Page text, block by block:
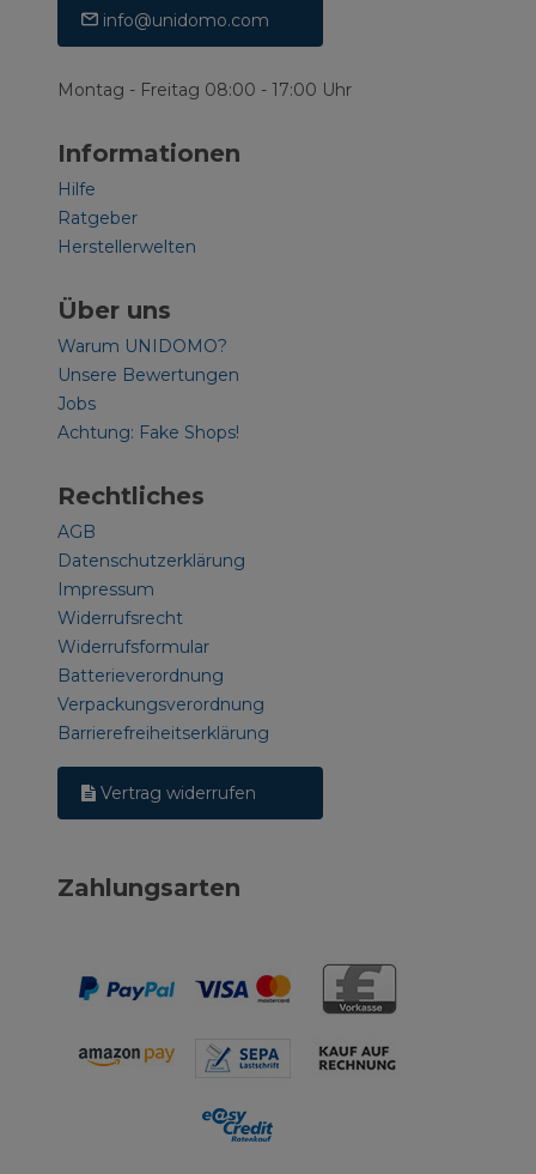
info@unidomo.com
Montag - Freitag 08:00 - 17:00 Uhr
Informationen
Hilfe
Ratgeber
Herstellerwelten
Über uns
Warum UNIDOMO?
Unsere Bewertungen
Jobs
Achtung: Fake Shops!
Rechtliches
AGB
Datenschutzerklärung
Impressum
Widerrufsrecht
Widerrufsformular
Batterieverordnung
Verpackungsverordnung
Barrierefreiheitserklärung
Vertrag widerrufen
Zahlungsarten